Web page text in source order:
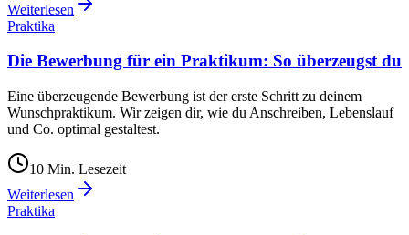
Weiterlesen
Praktika
Die Bewerbung für ein Praktikum: So überzeugst du
Eine überzeugende Bewerbung ist der erste Schritt zu deinem
Wunschpraktikum. Wir zeigen dir, wie du Anschreiben, Lebenslauf
und Co. optimal gestaltest.
10 Min. Lesezeit
Weiterlesen
Praktika